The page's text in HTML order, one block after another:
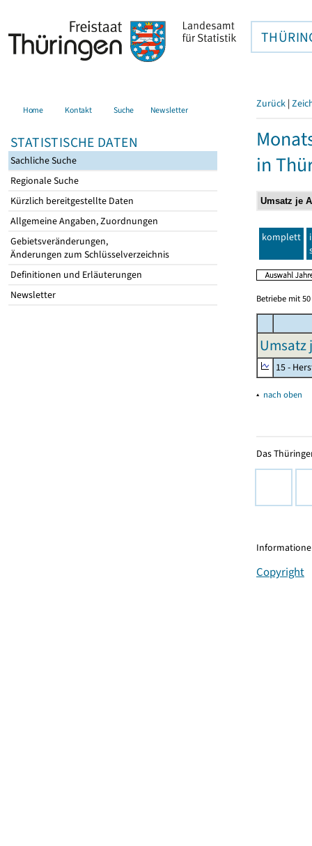
Home Kontakt Suche Newsletter
STATISTISCHE DATEN
Sachliche Suche
Regionale Suche
Kürzlich bereitgestellte Daten
Allgemeine Angaben, Zuordnungen
Gebietsveränderungen,
Änderungen zum Schlüsselverzeichnis
Definitionen und Erläuterungen
Newsletter
Zurück |
in
komplett
Betriebe mit
Umsatz
15 -
▴ nach oben
Das
Copyright